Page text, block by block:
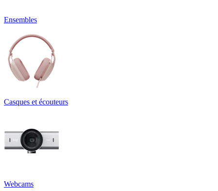
Ensembles
Casques et écouteurs
Webcams